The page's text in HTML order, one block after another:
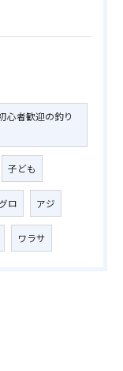
心者歓迎の釣り
子ども
ロ アジ
ワラサ